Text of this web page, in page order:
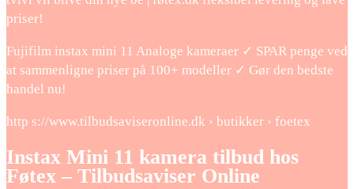
priser!
Fujifilm instax mini 11 Analoge kameraer ✓ SPAR penge ved
at sammenligne priser på 100+ modeller ✓ Gør den bedste
handel nu!
http s://www.tilbudsaviseronline.dk › butikker › foetex
Instax Mini 11 kamera tilbud hos
Føtex – Tilbudsaviser Online